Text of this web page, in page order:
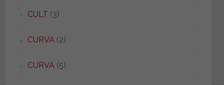
CULT (3)
CURVA (2)
CURVA (5)